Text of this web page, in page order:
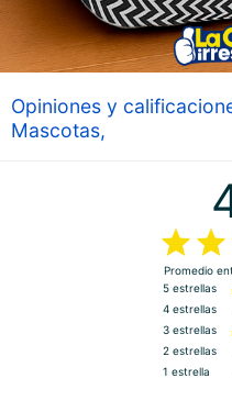
Opiniones y
Mascotas,
Promedio
5 estrellas
4 estrellas
3 estrellas
2 estrellas
1 estrella